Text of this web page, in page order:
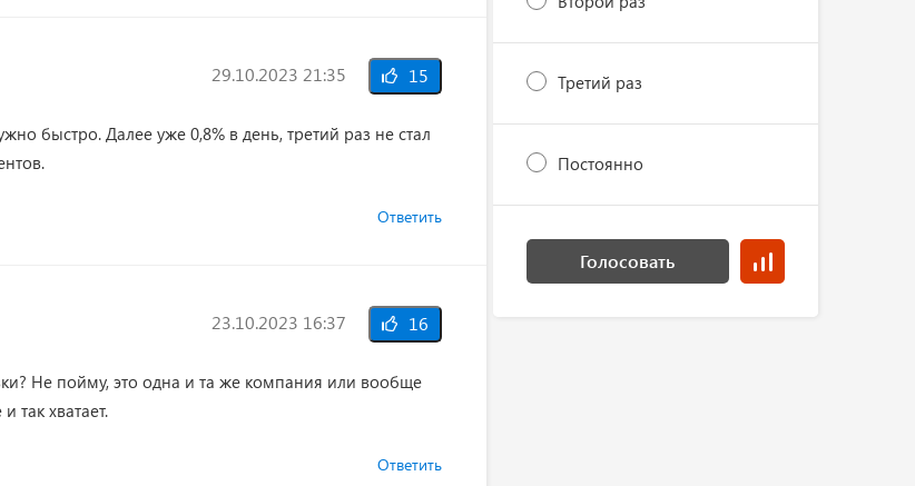
29.10.2023 21:35 15
быстро. Далее уже 0,8% в день, третий раз не стал
Ответить
23.10.2023 16:37 16
Не пойму, это одна и та же компания или вообще
так хватает.
Ответить
Третий раз
Постоянно
Голосовать